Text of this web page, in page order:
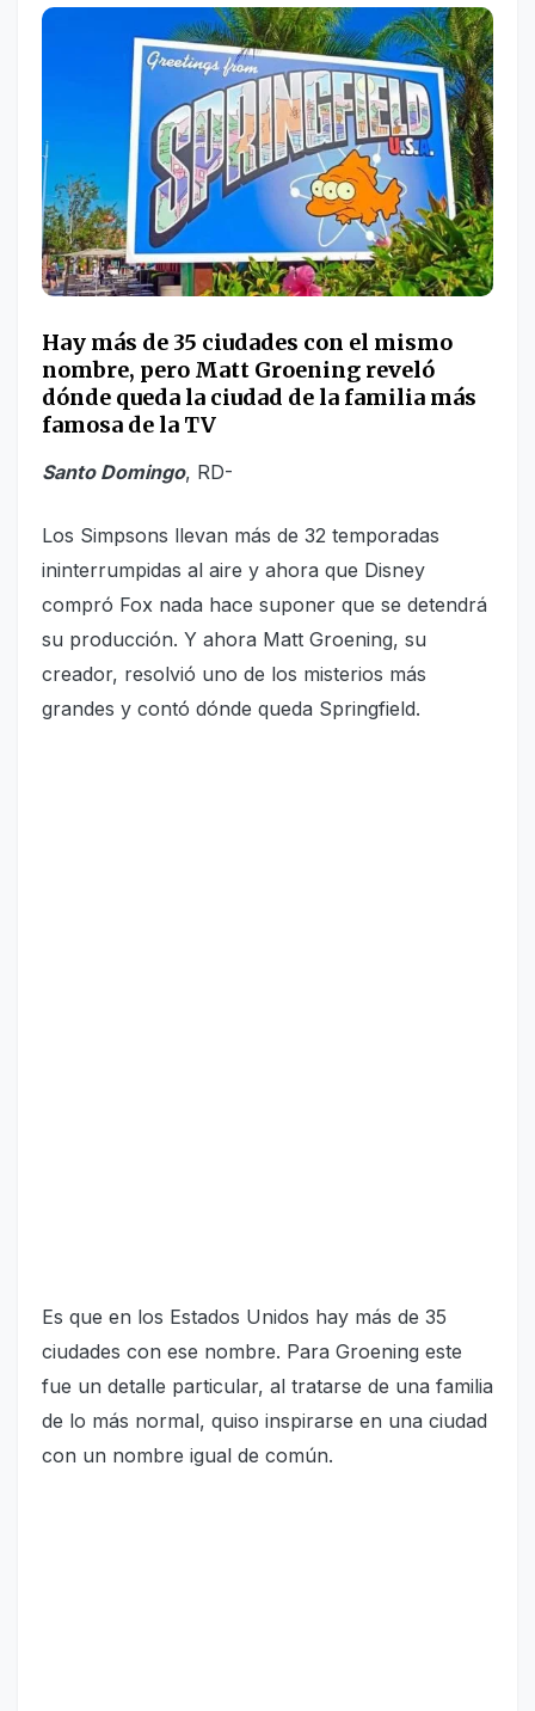
Hay más de 35 ciudades con el mismo
nombre, pero Matt Groening reveló
dónde queda la ciudad de la familia más
famosa de la TV
Santo Domingo, RD-
Los Simpsons llevan más de 32 temporadas
ininterrumpidas al aire y ahora que Disney
compró Fox nada hace suponer que se detendrá
su producción. Y ahora Matt Groening, su
creador, resolvió uno de los misterios más
grandes y contó dónde queda Springfield.
Es que en los Estados Unidos hay más de 35
ciudades con ese nombre. Para Groening este
fue un detalle particular, al tratarse de una familia
de lo más normal, quiso inspirarse en una ciudad
con un nombre igual de común.